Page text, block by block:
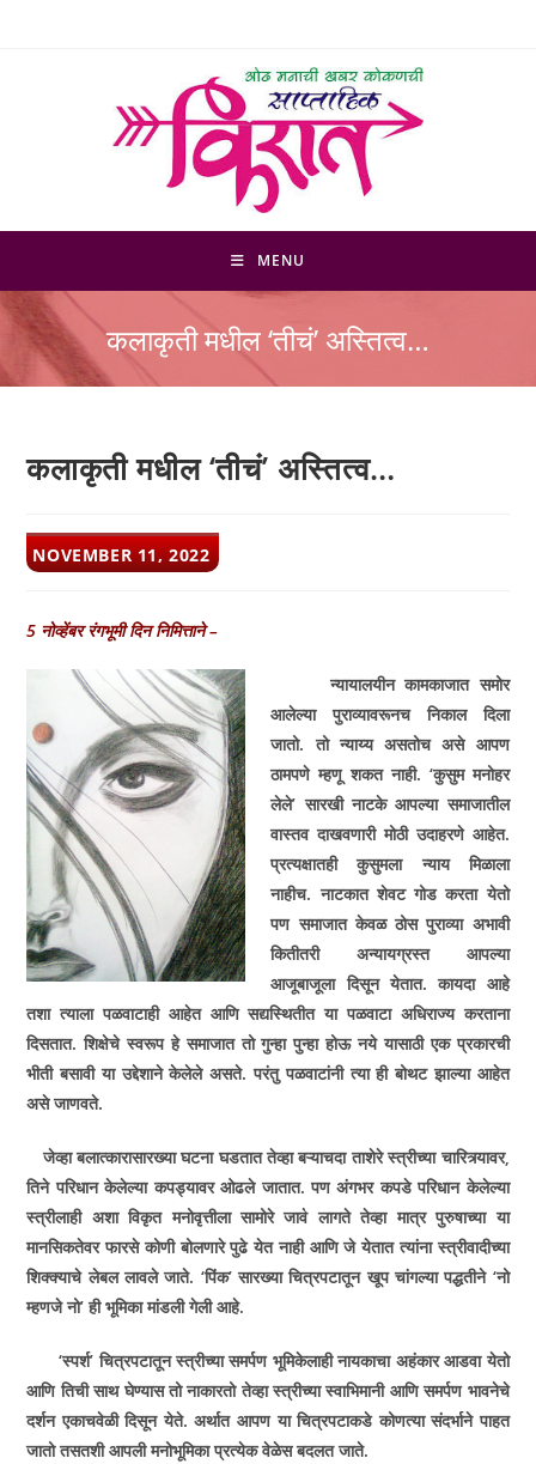
MENU
कलाकृती मधील ‘तीचं’ अस्तित्व…
कलाकृती मधील ‘तीचं’ अस्तित्व…
POST
PUBLISHED:
NOVEMBER 11, 2022
5 नोव्हेंबर रंगभूमी दिन निमित्ताने –
न्यायालयीन कामकाजात समोर
आलेल्या पुराव्यावरूनच निकाल दिला
जातो. तो न्याय्य असतोच असे आपण
ठामपणे म्हणू शकत नाही. ‘कुसुम मनोहर
लेले’ सारखी नाटके आपल्या समाजातील
वास्तव दाखवणारी मोठी उदाहरणे आहेत.
प्रत्यक्षातही कुसुमला न्याय मिळाला
नाहीच. नाटकात शेवट गोड करता येतो
पण समाजात केवळ ठोस पुराव्या अभावी
कितीतरी अन्यायग्रस्त आपल्या
आजूबाजूला दिसून येतात. कायदा आहे
तशा त्याला पळवाटाही आहेत आणि सद्यस्थितीत या पळवाटा अधिराज्य करताना
दिसतात. शिक्षेचे स्वरूप हे समाजात तो गुन्हा पुन्हा होऊ नये यासाठी एक प्रकारची
भीती बसावी या उद्देशाने केलेले असते. परंतु पळवाटांनी त्या ही बोथट झाल्या आहेत
असे जाणवते.
जेव्हा बलात्कारासारख्या घटना घडतात तेव्हा बऱ्याचदा ताशेरे स्त्रीच्या चारित्र्यावर,
तिने परिधान केलेल्या कपड्यावर ओढले जातात. पण अंगभर कपडे परिधान केलेल्या
स्त्रीलाही अशा विकृत मनोवृत्तीला सामोरे जावे लागते तेव्हा मात्र पुरुषाच्या या
मानसिकतेवर फारसे कोणी बोलणारे पुढे येत नाही आणि जे येतात त्यांना स्त्रीवादीच्या
शिक्क्याचे लेबल लावले जाते. ‘पिंक’सारख्या चित्रपटातून खूप चांगल्या पद्धतीने ‘नो
म्हणजे नो’ ही भूमिका मांडली गेली आहे.
‘स्पर्श’ चित्रपटातून स्त्रीच्या समर्पण भूमिकेलाही नायकाचा अहंकार आडवा येतो
आणि तिची साथ घेण्यास तो नाकारतो तेव्हा स्त्रीच्या स्वाभिमानी आणि समर्पण भावनेचे
दर्शन एकाचवेळी दिसून येते. अर्थात आपण या चित्रपटाकडे कोणत्या संदर्भाने पाहत
जातो तसतशी आपली मनोभूमिका प्रत्येक वेळेस बदलत जाते.